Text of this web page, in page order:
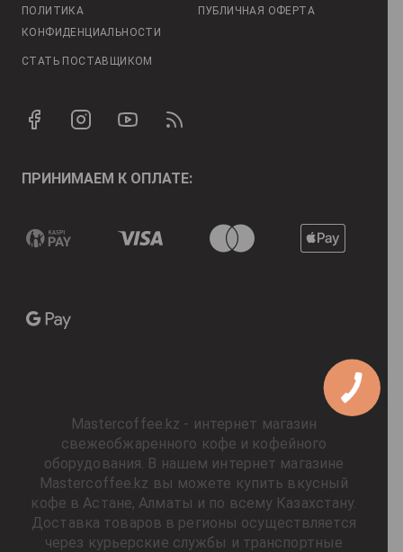
ПОЛИТИКА
КОНФИДЕНЦИАЛЬНОСТИ
ПУБЛИЧНАЯ ОФЕРТА
СТАТЬ ПОСТАВЩИКОМ
ПРИНИМАЕМ К ОПЛАТЕ:
Mastercoffee.kz - интернет магазин
свежеобжаренного кофе и кофейного
оборудования. В нашем интернет магазине
Mastercoffee.kz вы можете купить вкусный
кофе в Астане, Алматы и по всему Казахстану.
Доставка товаров в регионы осуществляется
через курьерские службы и транспортные